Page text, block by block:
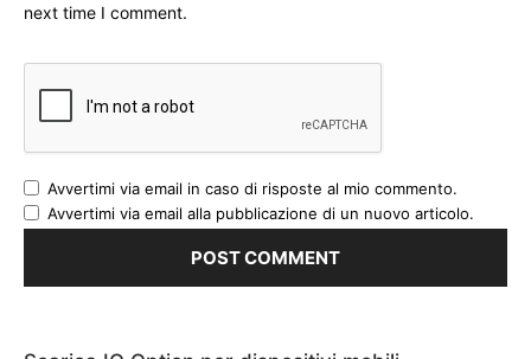
next time I comment.
Avvertimi via email in caso di risposte al mio commento.
Avvertimi via email alla pubblicazione di un nuovo articolo.